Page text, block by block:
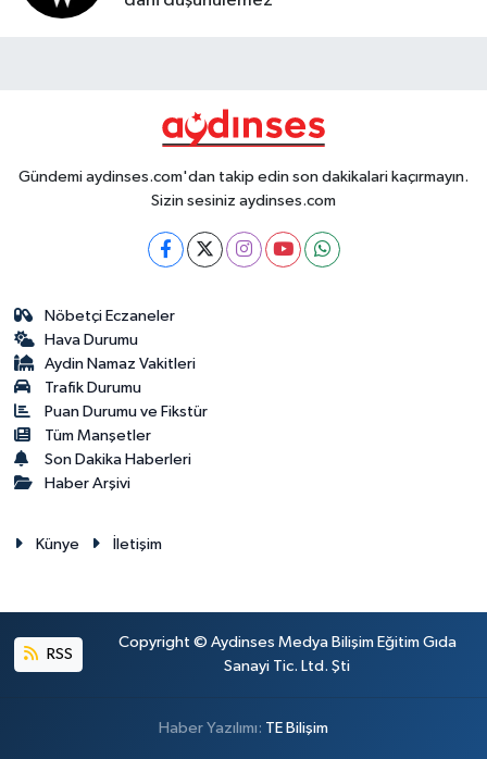
Gündemi aydinses.com'dan takip edin son dakikalari kaçırmayın.
Sizin sesiniz aydinses.com
Nöbetçi Eczaneler
Hava Durumu
Aydin Namaz Vakitleri
Trafik Durumu
Puan Durumu ve Fikstür
Tüm Manşetler
Son Dakika Haberleri
Haber Arşivi
Künye İletişim
RSS
Copyright © Aydinses Medya Bilişim Eğitim Gıda
Sanayi Tic. Ltd. Şti
Haber Yazılımı: TE Bilişim